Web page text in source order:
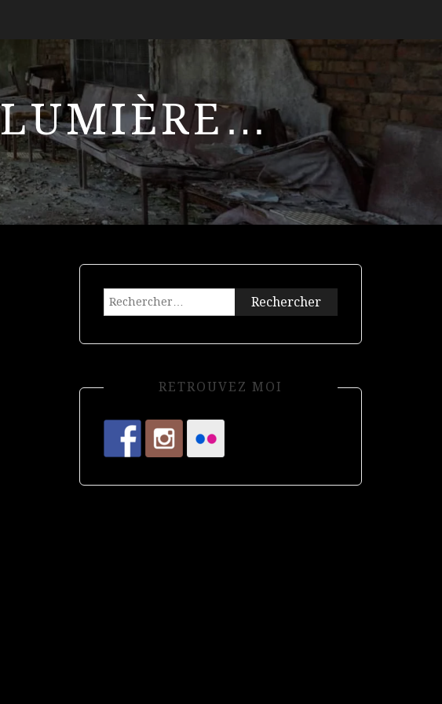
Rechercher :
RETROUVEZ MOI